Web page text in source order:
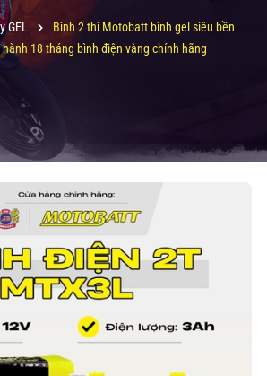
GEL
Bình 2 thì Motobatt bình gel siêu bền
18 tháng bình điện vàng chính hãng